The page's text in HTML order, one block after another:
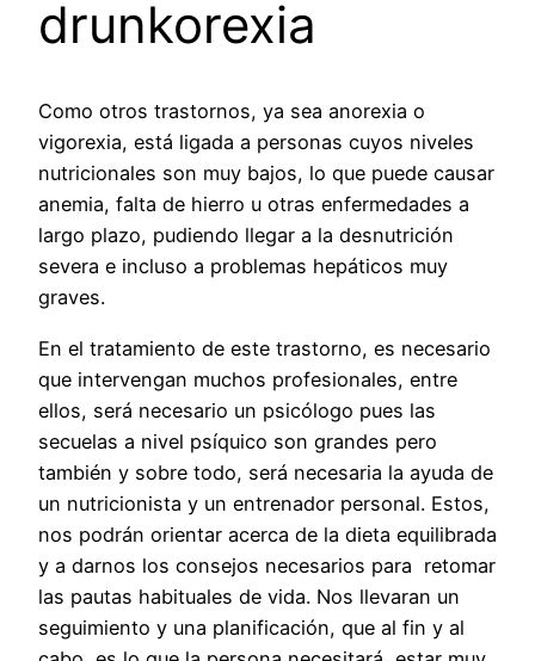
drunkorexia
Como otros trastornos, ya sea anorexia o
vigorexia, está ligada a personas cuyos niveles
nutricionales son muy bajos, lo que puede causar
anemia, falta de hierro u otras enfermedades a
largo plazo, pudiendo llegar a la desnutrición
severa e incluso a problemas hepáticos muy
graves.
En el tratamiento de este trastorno, es necesario
que intervengan muchos profesionales, entre
ellos, será necesario un psicólogo pues las
secuelas a nivel psíquico son grandes pero
también y sobre todo, será necesaria la ayuda de
un nutricionista y un entrenador personal. Estos,
nos podrán orientar acerca de la dieta equilibrada
y a darnos los consejos necesarios para retomar
las pautas habituales de vida. Nos llevaran un
seguimiento y una planificación, que al fin y al